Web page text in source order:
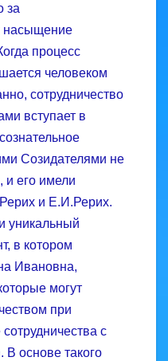
за
насыщение
процесс
человеком
сотрудничество
вступает в
Созидателями не
и его имели
и Е.И.Рерих.
уникальный
в котором
Ивановна,
могут
при
с
В основе такого